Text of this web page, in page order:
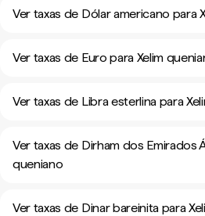
Ver taxas de Dólar americano para
Ver taxas de Euro para Xelim
Ver taxas de Libra esterlina para
Ver taxas de Dirham dos Emirados
queniano
Ver taxas de Dinar bareinita para